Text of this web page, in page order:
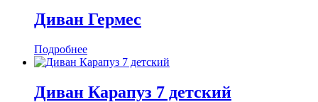
Диван Гермес
Подробнее
Диван Карапуз 7 детский